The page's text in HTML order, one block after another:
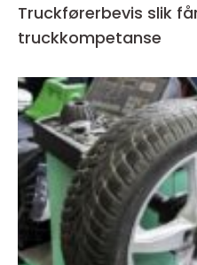
Truckførerbevis slik får du trygg og lovlig
truckkompetanse